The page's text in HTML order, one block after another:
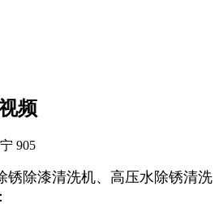
频
905
锈除漆清洗机、高压水除锈清洗